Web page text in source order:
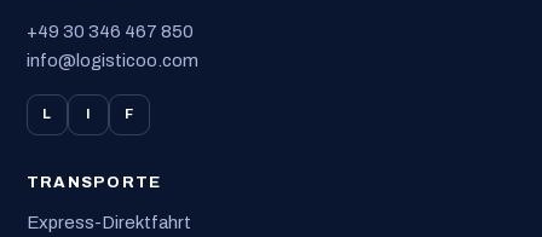
+49 30 346 467 850
info@logisticoo.com
L I F
TRANSPORTE
Express-Direktfahrt